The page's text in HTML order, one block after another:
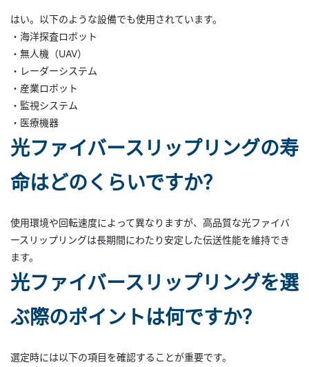
はい。以下のような設備でも使用されています。
・海洋探査ロボット
・無人機（UAV）
・レーダーシステム
・産業ロボット
・監視システム
・医療機器
光ファイバースリップリングの寿
命はどのくらいですか？
使用環境や回転速度によって異なりますが、高品質な光ファイバ
ースリップリングは長期間にわたり安定した伝送性能を維持でき
ます。
光ファイバースリップリングを選
ぶ際のポイントは何ですか？
選定時には以下の項目を確認することが重要です。